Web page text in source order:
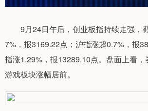
9月24日午后，创业板指持续走强，
7%，报3169.22点；沪指涨超0.7%，报
指涨1.29%，报13289.10点。盘面上看，
游戏板块涨幅居前。